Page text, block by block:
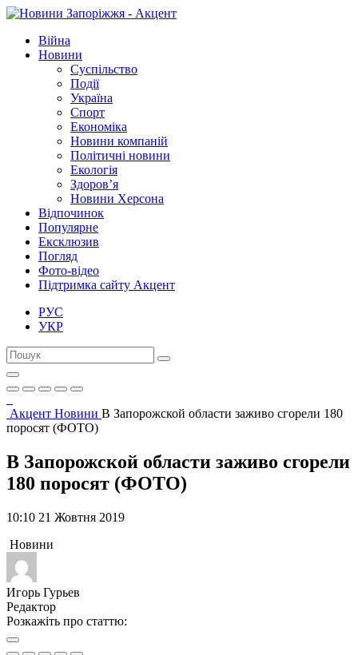
Війна
Новини
Суспільство
Події
Україна
Спорт
Економіка
Новини компаній
Політичні новини
Екологія
Здоров’я
Новини Херсона
Відпочинок
Популярне
Ексклюзив
Погляд
Фото-відео
Підтримка сайту Акцент
РУС
УКР
Акцент Новини В Запорожской области заживо сгорели 180
поросят (ФОТО)
В Запорожской области заживо сгорели
180 поросят (ФОТО)
10:10 21 Жовтня 2019
Новини
Игорь Гурьев
Редактор
Розкажіть про статтю: